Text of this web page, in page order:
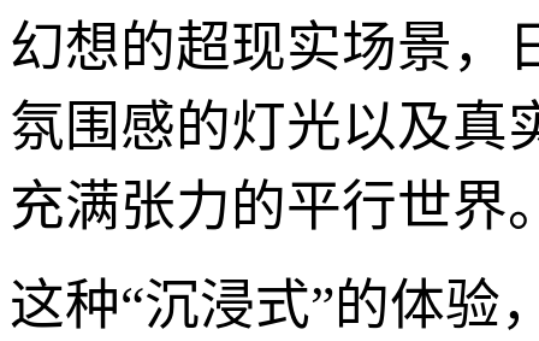
幻想的超现实场景，
氛围感的灯光以及真
充满张力的平行世界
这种“沉浸式”的体验